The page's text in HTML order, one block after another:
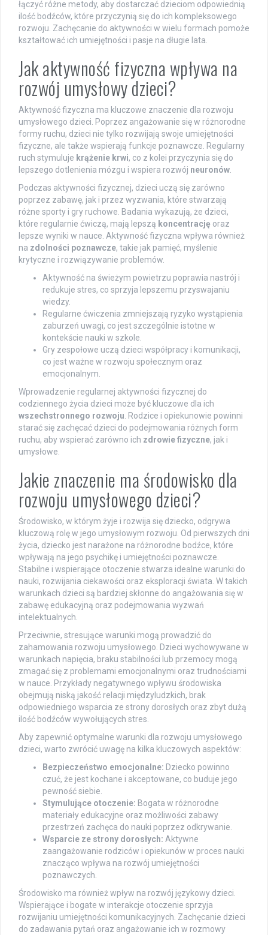
łączyć różne metody, aby dostarczać dzieciom odpowiednią
ilość bodźców, które przyczynią się do ich kompleksowego
rozwoju. Zachęcanie do aktywności w wielu formach pomoże
kształtować ich umiejętności i pasje na długie lata.
Jak aktywność fizyczna wpływa na
rozwój umysłowy dzieci?
Aktywność fizyczna ma kluczowe znaczenie dla rozwoju
umysłowego dzieci. Poprzez angażowanie się w różnorodne
formy ruchu, dzieci nie tylko rozwijają swoje umiejętności
fizyczne, ale także wspierają funkcje poznawcze. Regularny
ruch stymuluje krążenie krwi, co z kolei przyczynia się do
lepszego dotlenienia mózgu i wspiera rozwój neuronów
Podczas aktywności fizycznej, dzieci uczą się zarówno
poprzez zabawę, jak i przez wyzwania, które stwarzają
różne sporty i gry ruchowe. Badania wykazują, że dzieci,
które regularnie ćwiczą, mają lepszą koncentrację oraz
lepsze wyniki w nauce. Aktywność fizyczna wpływa również
na zdolności poznawcze, takie jak pamięć, myślenie
krytyczne i rozwiązywanie problemów.
Aktywność na świeżym powietrzu poprawia nastrój i
redukuje stres, co sprzyja lepszemu przyswajaniu
wiedzy.
Regularne ćwiczenia zmniejszają ryzyko wystąpienia
zaburzeń uwagi, co jest szczególnie istotne w
kontekście nauki w szkole.
Gry zespołowe uczą dzieci współpracy i komunikacji,
co jest ważne w rozwoju społecznym oraz
emocjonalnym.
Wprowadzenie regularnej aktywności fizycznej do
codziennego życia dzieci może być kluczowe dla ich
wszechstronnego rozwoju . Rodzice i opiekunowie powinni
starać się zachęcać dzieci do podejmowania różnych form
ruchu, aby wspierać zarówno ich zdrowie fizyczne, jak i
umysłowe.
Jakie znaczenie ma środowisko dla
rozwoju umysłowego dzieci?
Środowisko, w którym żyje i rozwija się dziecko, odgrywa
kluczową rolę w jego umysłowym rozwoju. Od pierwszych dni
życia, dziecko jest narażone na różnorodne bodźce, które
wpływają na jego psychikę i umiejętności poznawcze.
Stabilne i wspierające otoczenie stwarza idealne warunki do
nauki, rozwijania ciekawości oraz eksploracji świata. W takich
warunkach dzieci są bardziej skłonne do angażowania się w
zabawę edukacyjną oraz podejmowania wyzwań
intelektualnych.
Przeciwnie, stresujące warunki mogą prowadzić do
zahamowania rozwoju umysłowego. Dzieci wychowywane w
warunkach napięcia, braku stabilności lub przemocy mogą
zmagać się z problemami emocjonalnymi oraz trudnościami
w nauce. Przykłady negatywnego wpływu środowiska
obejmują niską jakość relacji międzyludzkich, brak
odpowiedniego wsparcia ze strony dorosłych oraz zbyt dużą
ilość bodźców wywołujących stres.
Aby zapewnić optymalne warunki dla rozwoju umysłowego
dzieci, warto zwrócić uwagę na kilka kluczowych aspektów:
Bezpieczeństwo emocjonalne: Dziecko powinno
czuć, że jest kochane i akceptowane, co buduje jego
pewność siebie.
Stymulujące otoczenie: Bogata w różnorodne
materiały edukacyjne oraz możliwości zabawy
przestrzeń zachęca do nauki poprzez odkrywanie.
Wsparcie ze strony dorosłych: Aktywne
zaangażowanie rodziców i opiekunów w proces nauki
znacząco wpływa na rozwój umiejętności
poznawczych.
Środowisko ma również wpływ na rozwój językowy dzieci.
Wspierające i bogate w interakcje otoczenie sprzyja
rozwijaniu umiejętności komunikacyjnych. Zachęcanie dzieci
do zadawania pytań oraz angażowanie ich w rozmowy